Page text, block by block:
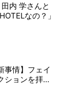
内 学さんと
なの？」
事情】フェイ
ションを拝